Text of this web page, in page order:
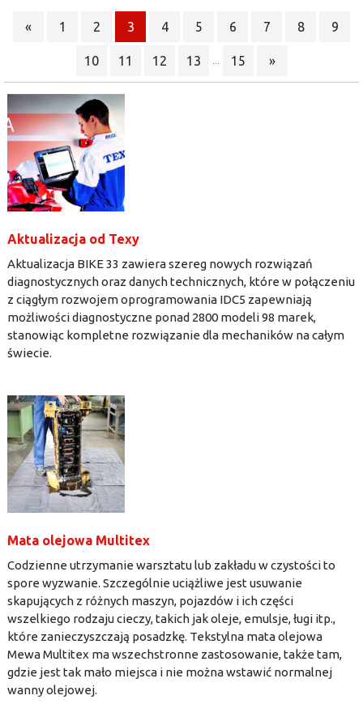
« 1 2 3 4 5 6 7 8 9
10 11 12 13 15 »
Aktualizacja od Texy
Aktualizacja BIKE 33 zawiera szereg nowych rozwiązań
diagnostycznych oraz danych technicznych, które w połączeniu
z ciągłym rozwojem oprogramowania IDC5 zapewniają
możliwości diagnostyczne ponad 2800 modeli 98 marek,
stanowiąc kompletne rozwiązanie dla mechaników na całym
świecie.
Mata olejowa Multitex
Codzienne utrzymanie warsztatu lub zakładu w czystości to
spore wyzwanie. Szczególnie uciążliwe jest usuwanie
skapujących z różnych maszyn, pojazdów i ich części
wszelkiego rodzaju cieczy, takich jak oleje, emulsje, ługi itp.,
które zanieczyszczają posadzkę. Tekstylna mata olejowa
Mewa Multitex ma wszechstronne zastosowanie, także tam,
gdzie jest tak mało miejsca i nie można wstawić normalnej
wanny olejowej.